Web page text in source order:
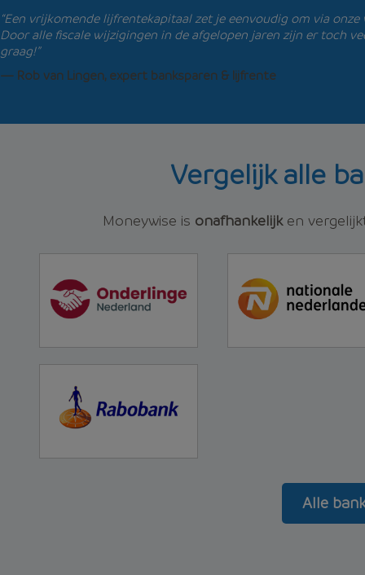
“Een vrijkomende lijfrentekapitaal zet je eenvoudig om via onze
Door alle fiscale wijzigingen in de afgelopen jaren zijn er toch
graag!”
— Rob van Lingen, expert banksparen & lijfrente
Vergelijk alle
Moneywise is onafhankelijken
Alle